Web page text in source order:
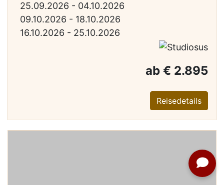
25.09.2026 - 04.10.2026
09.10.2026 - 18.10.2026
16.10.2026 - 25.10.2026
ab € 2.895
Reisedetails